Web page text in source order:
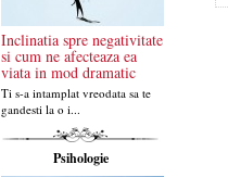
Inclinatia spre negativitate
si cum ne afecteaza ea
viata in mod dramatic
Ti s-a intamplat vreodata sa te
gandesti la o i...
Psihologie